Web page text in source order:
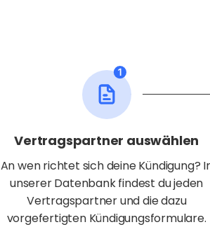
Vertragspartner auswählen
An wen richtet sich deine Kündigung?
unserer Datenbank findest du jeden
Vertragspartner und die dazu
vorgefertigten Kündigungsformulare.